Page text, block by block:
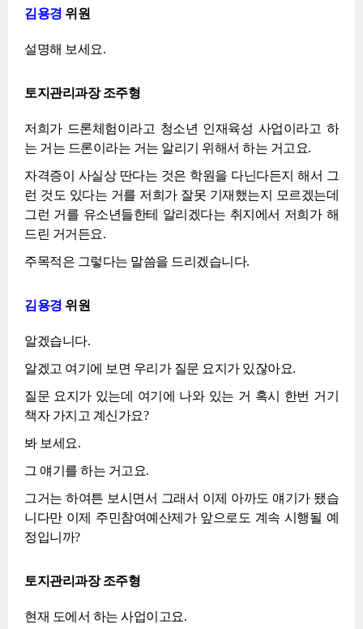
김용경 위원
설명해 보세요.
토지관리과장 조주형
저희가 드론체험이라고 청소년 인재육성 사업이라고 하
는 거는 드론이라는 거는 알리기 위해서 하는 거고요.
자격증이 사실상 딴다는 것은 학원을 다닌다든지 해서 그
런 것도 있다는 거를 저희가 잘못 기재했는지 모르겠는데
그런 거를 유소년들한테 알리겠다는 취지에서 저희가 해
드린 거거든요.
주목적은 그렇다는 말씀을 드리겠습니다.
김용경 위원
알겠습니다.
알겠고 여기에 보면 우리가 질문 요지가 있잖아요.
질문 요지가 있는데 여기에 나와 있는 거 혹시 한번 거기
책자 가지고 계신가요?
봐 보세요.
그 얘기를 하는 거고요.
그거는 하여튼 보시면서 그래서 이제 아까도 얘기가 됐습
니다만 이제 주민참여예산제가 앞으로도 계속 시행될 예
정입니까?
토지관리과장 조주형
현재 도에서 하는 사업이고요.